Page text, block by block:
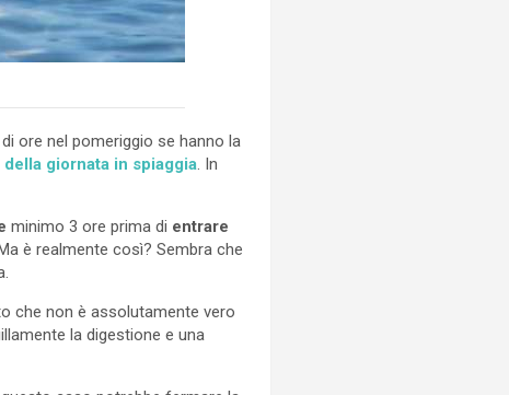
ore nel pomeriggio se hanno la
giornata in spiaggia . In
minimo 3 ore prima di entrare
è realmente così? Sembra che
che non è assolutamente vero
la digestione e una